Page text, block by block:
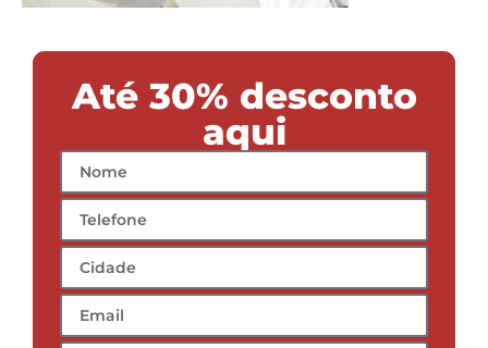
Até 30% desconto
aqui